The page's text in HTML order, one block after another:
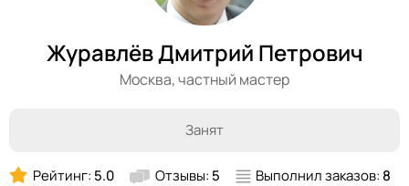
Журавлёв Дмитрий Петрович
Москва,частный мастер
Занят
Рейтинг: 5.0 Отзывы: 5 Выполнил заказов: 8